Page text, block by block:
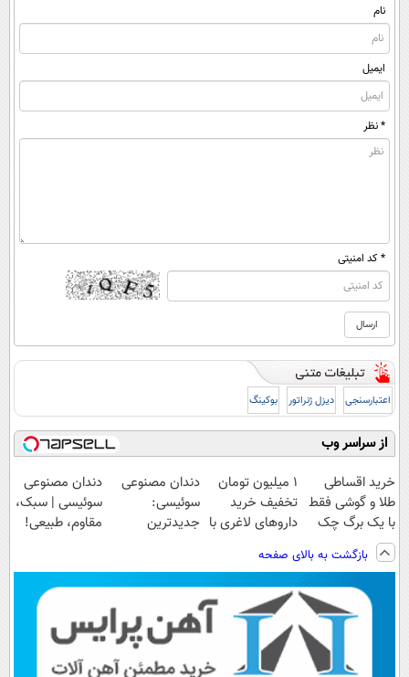
نام
ایمیل
* نظر
* کد امنیتی
اعتبارسنجی دیزل ژنراتور بوکینگ
از سراسر وب
خرید اقساطی
طلا و گوشی فقط
با یک برگ چک
صیادی
1 میلیون تومان
تخفیف خرید
داروهای لاغری با
داروخانه و پک
یخ!
دندان مصنوعی
سوئیسی:
جدیدترین
پرداخت قسطی
دندان مصنوعی
سوئیسی | سبک،
مقاوم، طبیعی!
اقساطی😍
بازگشت به بالای صفحه